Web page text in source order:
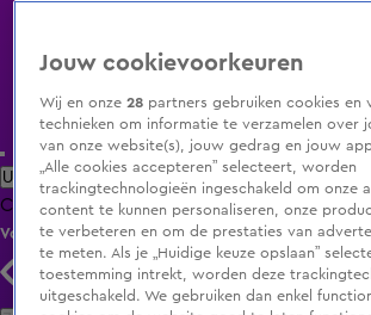
Uitzending Gemist Populaire programma's Zenders
ClipsFilmsRadioSmart TV inlogShop
Volg KIJK
Jouw cookievoorkeuren
Wij en onze28 partners gebruiken cookies en
technieken om informatie te verzamelen over
van onze website(s), jouw gedrag en jouw
„Alle cookies accepteren” selecteert, worden
trackingtechnologieën ingeschakeld om onze
content te kunnen personaliseren, onze
te verbeteren en om de prestaties van
te meten. Als je „Huidige keuze opslaan”
toestemming intrekt, worden deze
uitgeschakeld. We gebruiken dan enkel